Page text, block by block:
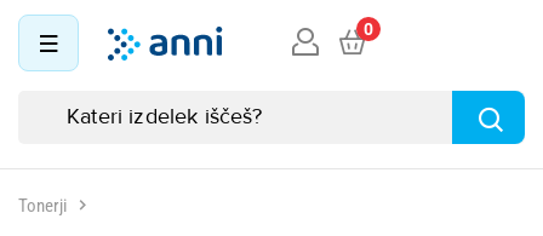
0
Tonerji